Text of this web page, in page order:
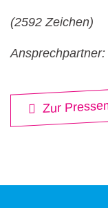
(2592 Zeichen)
Zur